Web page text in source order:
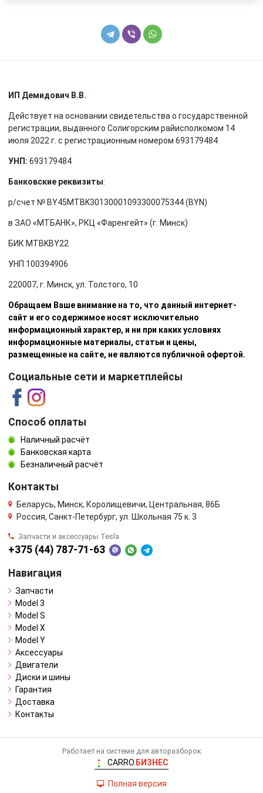
ИП Демидович В.В.
Действует на основании свидетельства о государственной
регистрации, выданного Солигорским райисполкомом 14
июля 2022 г. с регистрационным номером 693179484
УНП: 693179484
Банковские реквизиты:
р/счет № BY45MTBK30130001093300075344 (BYN)
в ЗАО «МТБАНК», РКЦ «Фаренгейт» (г. Минск)
БИК MTBKBY22
УНП 100394906
220007, г. Минск, ул. Толстого, 10
Обращаем Ваше внимание на то, что данный интернет-
сайт и его содержимое носят исключительно
информационный характер, и ни при каких условиях
информационные материалы, статьи и цены,
размещенные на сайте, не являются публичной офертой.
Социальные сети и маркетплейсы
Способ оплаты
Наличный расчёт
Банковская карта
Безналичный расчёт
Контакты
Беларусь, Минск, Королищевичи, Центральная, 86Б
Россия, Санкт-Петербург, ул. Школьная 75 к. 3
Запчасти и аксессуары Tesla
+375 (44) 787-71-63
Навигация
Запчасти
Model 3
Model S
Model X
Model Y
Аксессуары
Двигатели
Диски и шины
Гарантия
Доставка
Контакты
Работает на системе для авторазборок
CARRO. БИЗНЕС
Полная версия